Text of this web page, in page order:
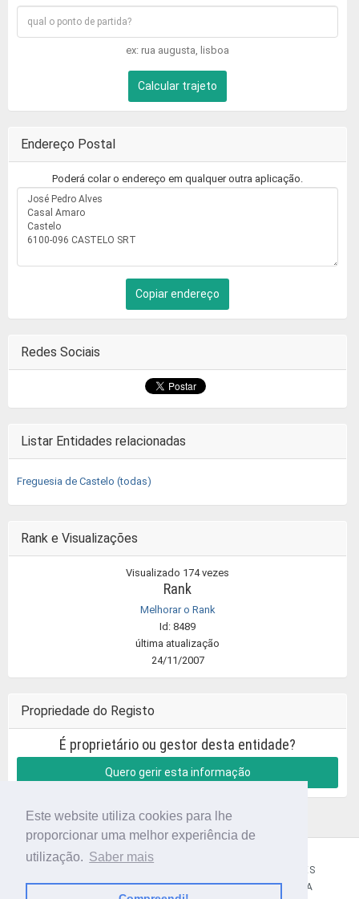
Este website utiliza cookies para lhe
proporcionar uma melhor experiência de
utilização. Saber mais
ex: rua augusta, lisboa
Calcular trajeto
Endereço Postal
Poderá colar o endereço em qualquer outra aplicação.
Copiar endereço
Redes Sociais
Listar Entidades relacionadas
Freguesia de Castelo (todas)
Rank e Visualizações
Visualizado 174 vezes
Rank
Melhorar o Rank
Id: 8489
última atualização
24/11/2007
Propriedade do Registo
É proprietário ou gestor desta entidade?
Quero gerir esta informação
TERMOS E CONDIÇÕES
POLÍTICA DE PRIVACIDADE
CONTACTOS AJUDA